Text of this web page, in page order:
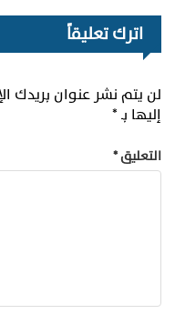
اترك تعليقاً
لن يتم نشر عنوان بريدك
إليها بـ*
التعليق*